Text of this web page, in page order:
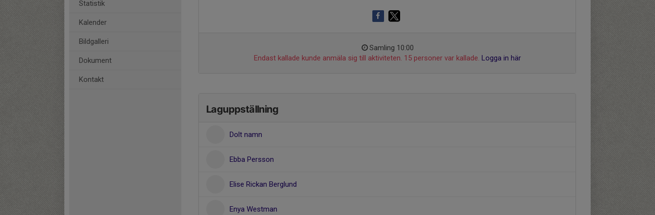
Statistik
Kalender
Bildgalleri
Dokument
Kontakt
Samling 10:00
Endast kallade kunde anmäla sig till aktiviteten. 15 personer var kallade. Logga in här
Laguppställning
Dolt namn
Ebba Persson
Elise Rickan Berglund
Enya Westman